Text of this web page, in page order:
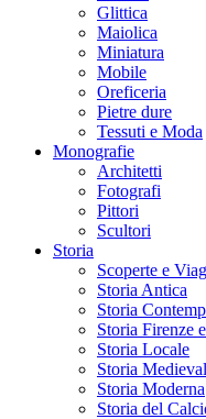
Glittica
Maiolica
Miniatura
Mobile
Oreficeria
Pietre dure
Tessuti e Moda
Monografie
Architetti
Fotografi
Pittori
Scultori
Storia
Scoperte e
Storia Antica
Storia
Storia Firenze
Storia Locale
Storia
Storia Moderna
Storia del